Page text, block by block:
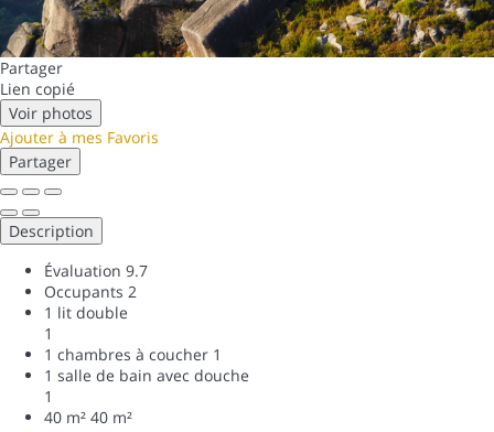
Partager
Lien copié
Voir photos
Ajouter à mes Favoris
Partager
Description
Évaluation 9.7
Occupants 2
1 lit double
1
1 chambres à coucher 1
1 salle de bain avec douche
1
40 m² 40 m²